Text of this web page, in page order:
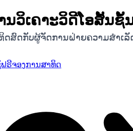
ວິເຄາະວິດີໂອສັ້ນຊັ້
ສົດກັບຜູ້ຈັດການຝ່າຍຄວາມສຳເລັ
ຟຣີຈອງການສາທິດ